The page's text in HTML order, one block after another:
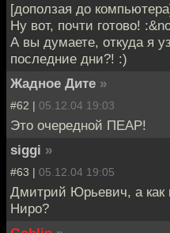
[доползая до
Ну вот, почти готово!
А вы думаете, откуда я
последние дни?! :)
Жадное Дите »
#62 | 05.12.04 19:03
Это очередной ПЕАР!
siggi »
#63 | 05.12.04 19:05
Дмитрий Юрьевич, а
Ниро?